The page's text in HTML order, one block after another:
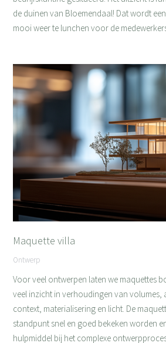
de duinen van Bloemendaal! Dat wordt
mooi weer te lunchen voor de
Maquette villa
Ontwerp
Voor veel ontwerpen laten we maquettes
veel inzicht in verhoudingen van volumes,
context, materialisering en licht. De
standpunt snel en goed bekeken worden
hulpmiddel bij het complexe